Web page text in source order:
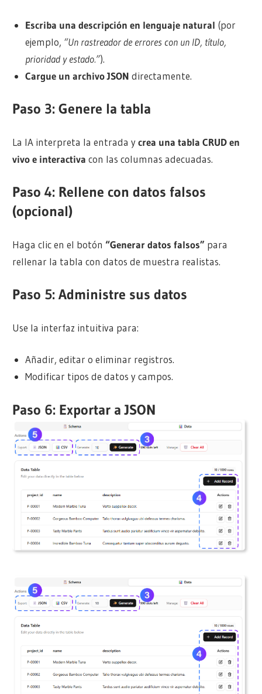
Escriba una descripción en lenguaje natural (por
ejemplo, “Un rastreador de errores con un ID, título,
prioridad y estado.”).
Cargue un archivo JSON directamente.
Paso 3: Genere la tabla
La IA interpreta la entrada ycrea una tabla CRUD en
vivo e interactiva con las columnas adecuadas.
Paso 4: Rellene con datos falsos
(opcional)
Haga clic en el botón“Generar datos falsos” para
rellenar la tabla con datos de muestra realistas.
Paso 5: Administre sus datos
Use la interfaz intuitiva para:
Añadir, editar o eliminar registros.
Modificar tipos de datos y campos.
Paso 6: Exportar a JSON